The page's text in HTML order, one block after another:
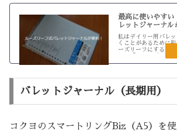
最高に使いやすい
レットジャーナル
私はデイリー用バレ
くことがあるために
ーズリーフにすると
グ」A5版とダイソー
バレットジャーナル（長期用）
コクヨのスマートリングBiz（A5）を